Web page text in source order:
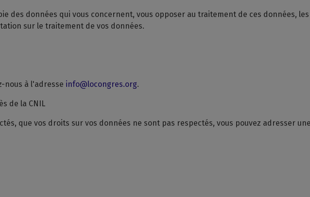
des données qui vous concernent, vous opposer au traitement de ces données,
sur le traitement de vos données.
nous à l'adresse info@locongres.org.
de la CNIL
que vos droits sur vos données ne sont pas respectés, vous pouvez adresser